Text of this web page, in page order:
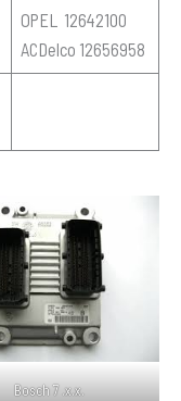
OPEL 12642100
ACDelco 12656958
Bosch 7 .x.x.